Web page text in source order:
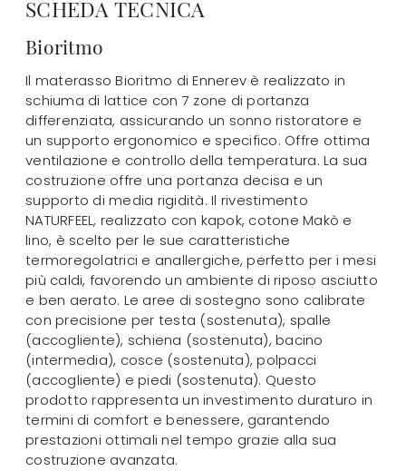
SCHEDA TECNICA
Bioritmo
Il materasso Bioritmo di Ennerev è realizzato in
schiuma di lattice con 7 zone di portanza
differenziata, assicurando un sonno ristoratore e
un supporto ergonomico e specifico. Offre ottima
ventilazione e controllo della temperatura. La sua
costruzione offre una portanza decisa e un
supporto di media rigidità. Il rivestimento
NATURFEEL, realizzato con kapok, cotone Makò e
lino, è scelto per le sue caratteristiche
termoregolatrici e anallergiche, perfetto per i mesi
più caldi, favorendo un ambiente di riposo asciutto
e ben aerato. Le aree di sostegno sono calibrate
con precisione per testa (sostenuta), spalle
(accogliente), schiena (sostenuta), bacino
(intermedia), cosce (sostenuta), polpacci
(accogliente) e piedi (sostenuta). Questo
prodotto rappresenta un investimento duraturo in
termini di comfort e benessere, garantendo
prestazioni ottimali nel tempo grazie alla sua
costruzione avanzata.